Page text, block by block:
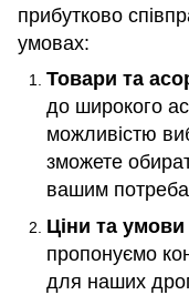
прибутково
умовах:
Товари та
до широкого
можливістю
зможете
вашим
Ціни та
пропонуємо
для наших